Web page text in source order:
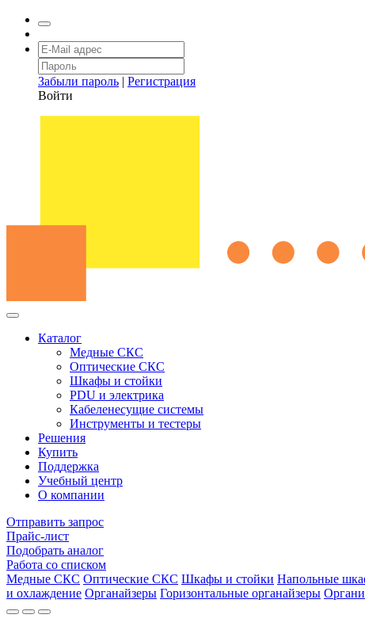
Забыли пароль | Регистрация
Войти
Каталог
Медные СКС
Оптические СКС
Шкафы и стойки
PDU и электрика
Кабеленесущие системы
Инструменты и тестеры
Решения
Купить
Поддержка
Учебный центр
О компании
Отправить запрос
Прайс-лист
Подобрать аналог
Работа со списком
Медные СКС Оптические СКС Шкафы и стойки Напольные
и охлаждение Органайзеры Горизонтальные органайзеры